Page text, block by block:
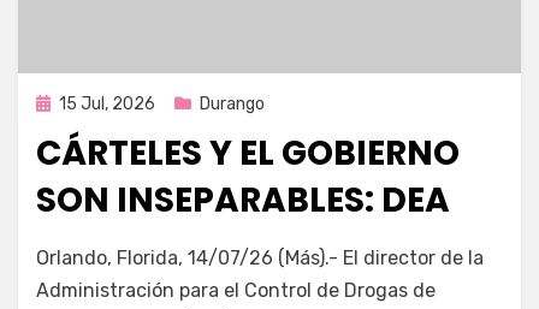
Publicada
15 Jul, 2026 Durango
CÁRTELES Y EL GOBIERNO
SON INSEPARABLES: DEA
por Fernando Miranda Servín
Orlando, Florida, 14/07/26 (Más).- El director de la
Administración para el Control de Drogas de